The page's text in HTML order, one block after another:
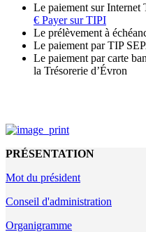
Le paiement sur
€ Payer sur TIPI
Le prélèvement à
Le paiement par TIP
Le paiement par carte
la Trésorerie d’Évron
PRÉSENTATION
Mot du président
Conseil d'administration
Organigramme